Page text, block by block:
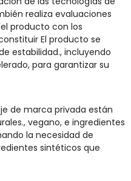
realiza evaluaciones
producto con los
El producto se
estabilidad., incluyendo
para garantizar su
de marca privada están
vegano, e ingredientes
la necesidad de
sintéticos que